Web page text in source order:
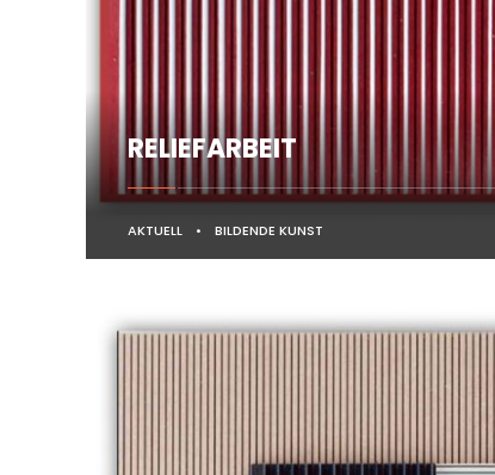
RELIEFARBEIT
AKTUELL • BILDENDE KUNST